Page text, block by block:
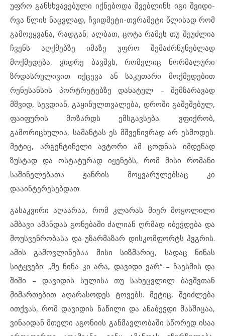
უფრო განსხვავებული იქნებოდა შვებლინს იგი შვიდი-
რვა წლის ნაცვლად, ჩვიდმეტი-თვრამეტი წლისად რომ
გამოეყვანა, რადგან, ალბათ, ცოტა რამეს თუ შეუძლია
ჩვენს აღქმებზე იმაზე უფრო შემაძრწუნებლად
მოქმედება, ვიდრე ბავშვს, რომელიც ნორმალური
ზრდასრულივით იქცევა ან საკუთარი მოქმედებით
რენესანსის პორტრეტებზე დახატულ – შემზარავად
მშვიდ, სევდიან, გაყინულთვალება, დროში გაშეშებულ,
ფაიფურის მოზარდს ემსგავსება. ვფიქრობ,
გამორიცხულია, სამანტას ეს მშვენივრად არ ესმოდეს.
მეტიც, არგენტინელი ავტორი ამ ცოდნას იმდენად
ზუსტად და ოსტატურად იყენებს, რომ მისი რომანი
საშინელებათა ჟანრის მოყვარულებსაც კი
დააინტერესებდათ.
გასაკვირი აღაარაა, რომ კლარას მიერ მოყოლილი
ამბავი ამანდას გონებაში ძალიან ღრმად იბეჭდება და
მოუსვენრობასა და უზარმაზარ დისკომფორტს ჰვგრის.
ამის გამოვლინებაა მისი სიზმარიც, სადაც ნინას
სიტყვები: „მე ნინა კი არა, დავიდი ვარ“ – ჩაესმის და
შიში – დავიდის სულისა თუ სახეცვლილ ბავშვთან
მიმართებით აღარასოდეს ტოვებს. მეტიც, შეიძლება
ითქვას, რომ დავიდის ნაწილი და ანაბეჭდი მასშიცაა,
ვინაიდან მთელი აგონიის განმავლობაში სწორედ ისაა